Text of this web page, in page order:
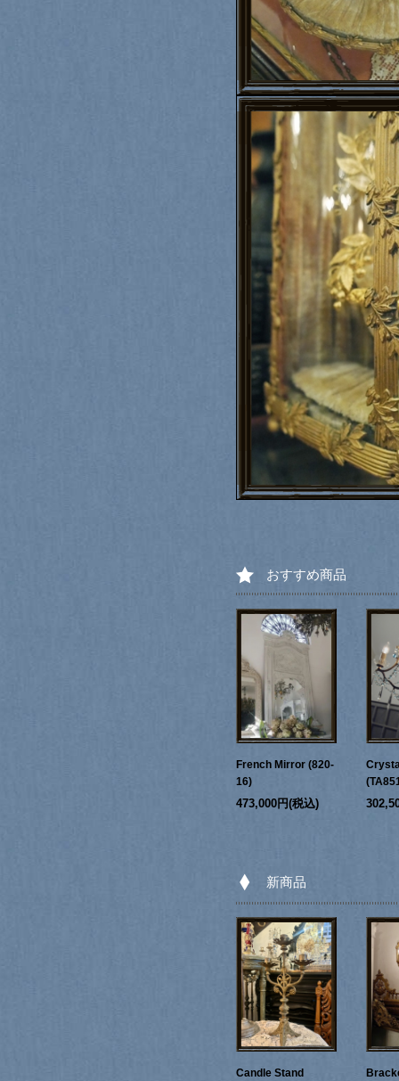
おすすめ商品
French Mirror (820-
16)
473,000円(税込)
新商品
Candle Stand